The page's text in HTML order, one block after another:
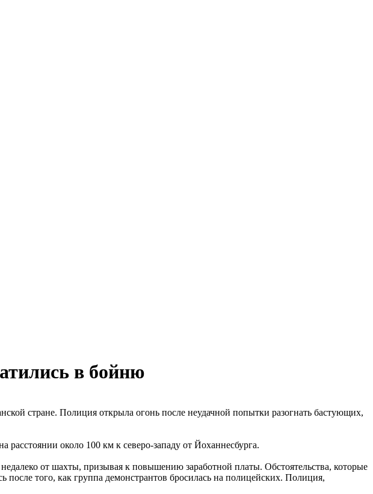
в бойню
стране. Полиция открыла огонь после неудачной попытки разогнать бастующих,
около 100 км к северо-западу от Йоханнесбурга.
от шахты, призывая к повышению заработной платы. Обстоятельства, которые
того, как группа демонстрантов бросилась на полицейских. Полиция,